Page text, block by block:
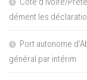
dément les
Port autonome
général par intérim